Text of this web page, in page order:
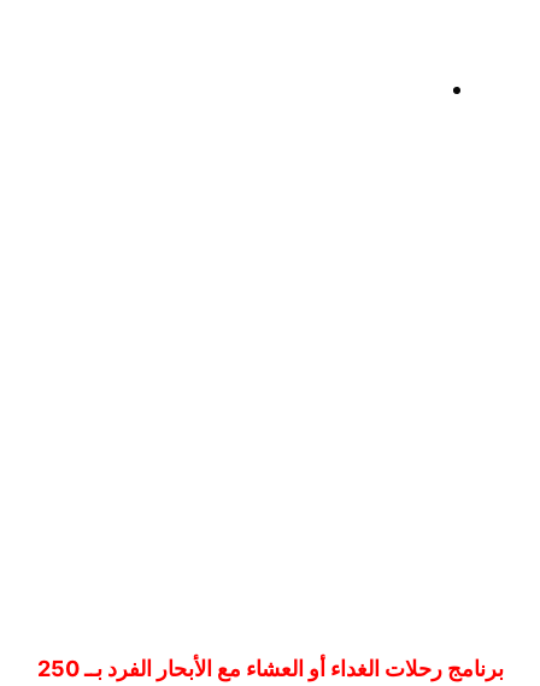
برنامج رحلات الغداء أو العشاء مع الأبحار الفرد بــ 250